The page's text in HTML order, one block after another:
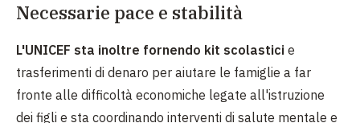
Necessarie pace e stabilità
L'UNICEF sta inoltre fornendo kit scolastici e
trasferimenti di denaro per aiutare le famiglie a far
fronte alle difficoltà economiche legate all'istruzione
dei figli e sta coordinando interventi di salute mentale e